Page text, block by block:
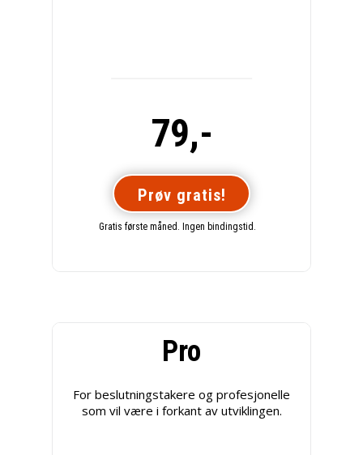
79,-
Prøv gratis!
Gratis første måned. Ingen bindingstid.
Pro
For beslutningstakere og profesjonelle
som vil være i forkant av utviklingen.